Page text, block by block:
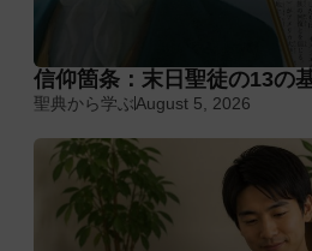
信仰箇条：末日聖徒の13の
聖典から学ぶAugust 5, 2026